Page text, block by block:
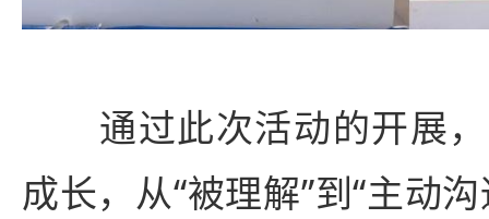
通过此次活动的开展，
成长，从“被理解”到“主动